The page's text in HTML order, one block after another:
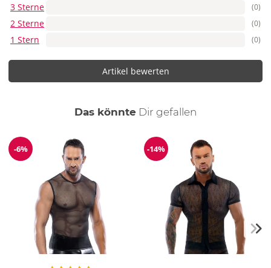
3 Sterne (0)
2 Sterne (0)
1 Stern (0)
Artikel bewerten
Das könnte Dir auch
gefallen
Reduzierung
-6% Reduzierung
-14%